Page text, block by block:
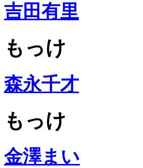
吉田有里
もっけ
森永千才
もっけ
金澤まい